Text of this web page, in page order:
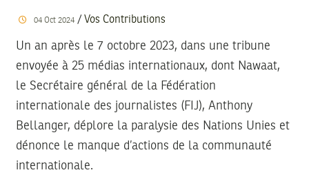
04 Oct 2024/ Vos Contributions
Un an après le 7 octobre 2023, dans une tribune
envoyée à 25 médias internationaux, dont Nawaat,
le Secrétaire général de la Fédération
internationale des journalistes (FIJ), Anthony
Bellanger, déplore la paralysie des Nations Unies et
dénonce le manque d’actions de la communauté
internationale.